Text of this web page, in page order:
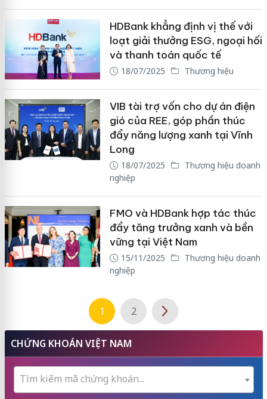
HDBank khẳng định vị thế với
loạt giải thưởng ESG, ngoại hối
và thanh toán quốc tế
18/07/2025 Thương hiệu
VIB tài trợ vốn cho dự án điện
gió của REE, góp phần thúc
đẩy năng lượng xanh tại Vĩnh
Long
18/07/2025
Thương hiệu doanh
nghiệp
FMO và HDBank hợp tác thúc
đẩy tăng trưởng xanh và bền
vững tại Việt Nam
15/11/2025
Thương hiệu doanh
nghiệp
1 2
CHỨNG KHOÁN VIỆT NAM
Tìm kiếm mã chứng khoán...